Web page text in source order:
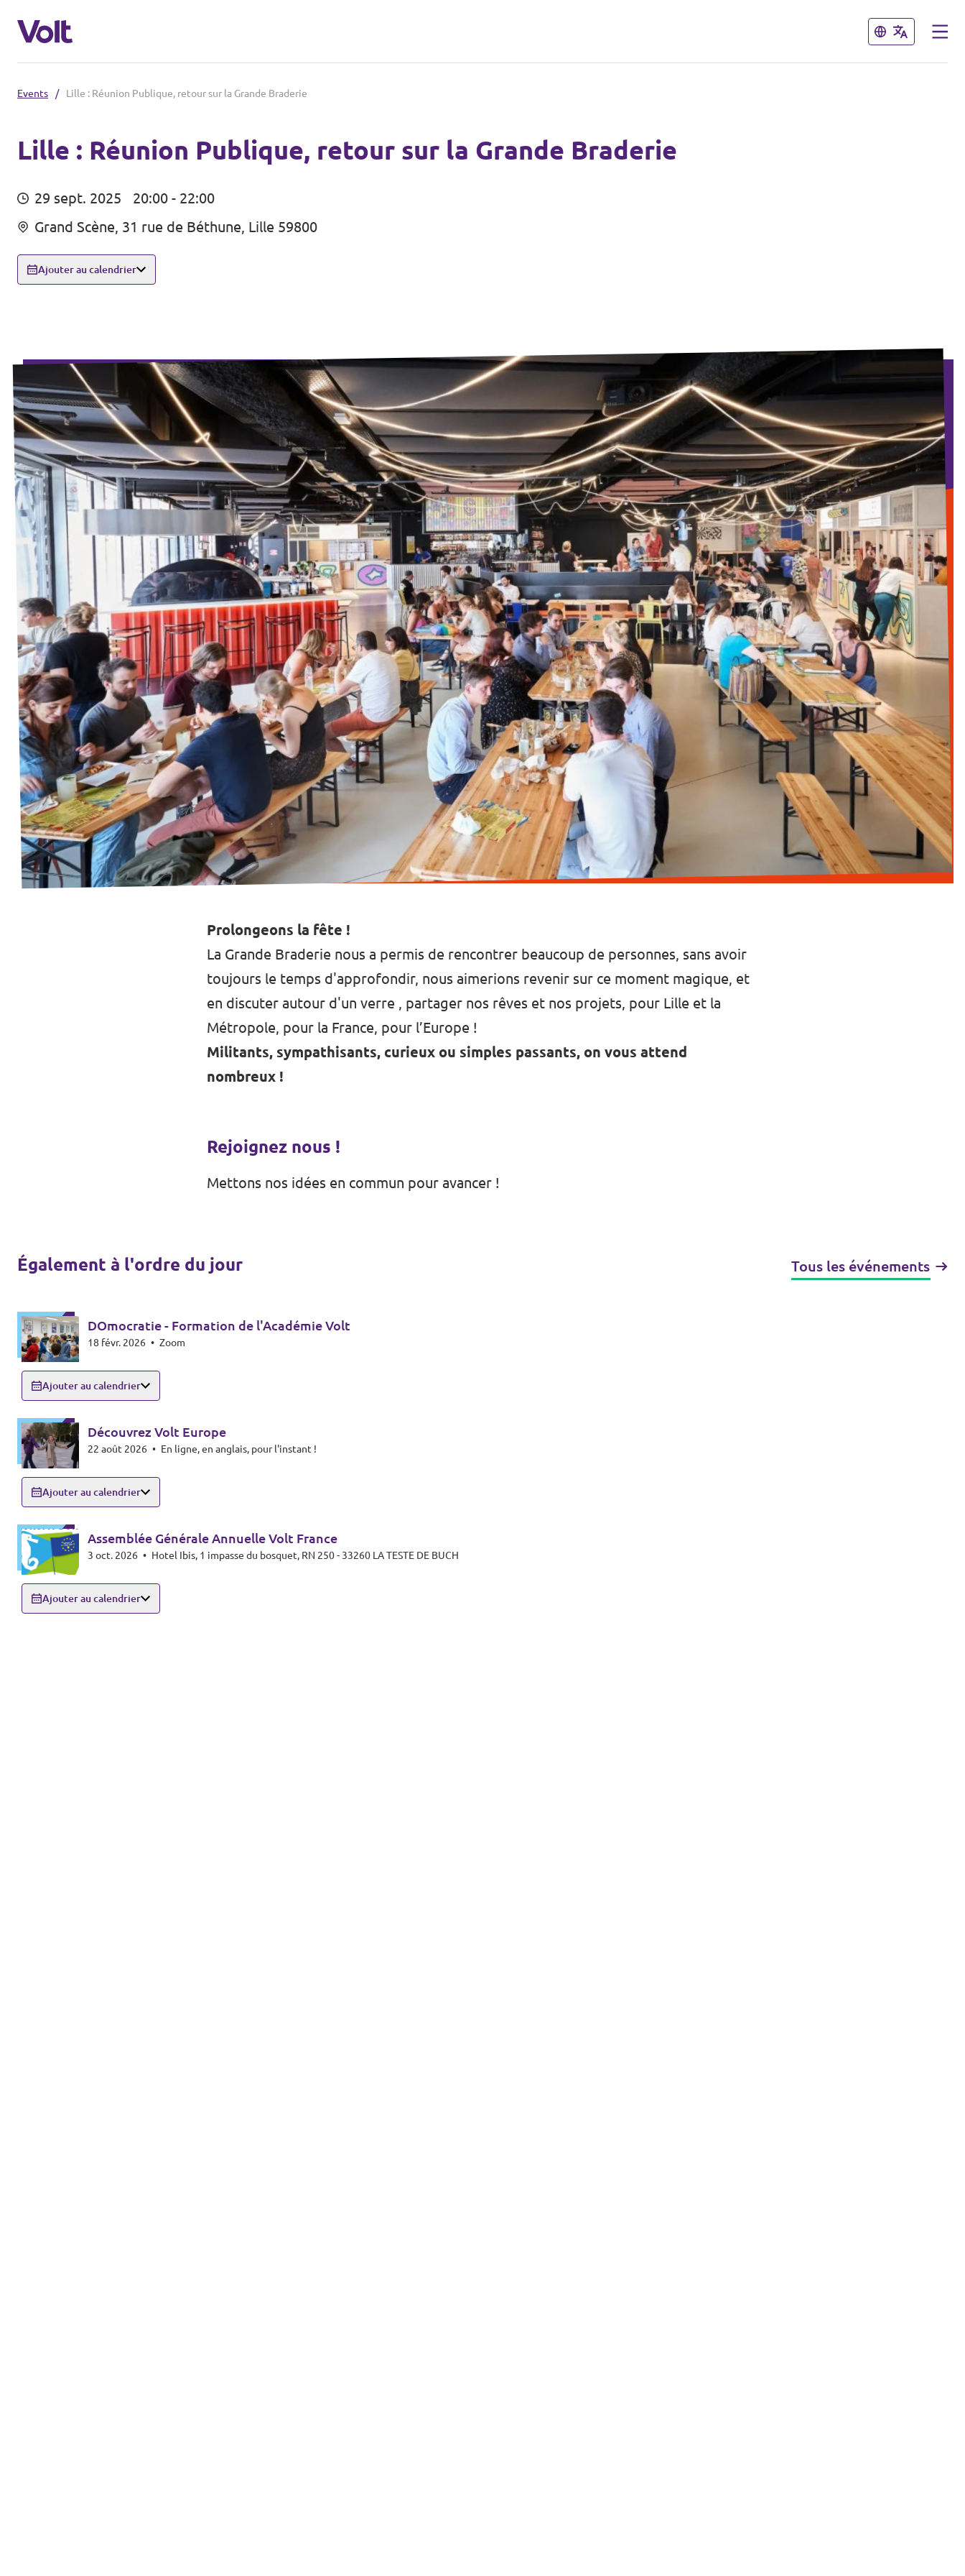
Fermer
Volt France
Nos élections
Carte des régions
Nos régions et villes
Volt Lille
Fermer
Personnes
Volt FALC
Donner
Participer
Postes ouverts
Adhérer
Events / Lille : Réunion Publique, retour sur la Grande Braderie
Lille : Réunion Publique, retour sur la Grande Braderie
29 sept. 2025
20:00 - 22:00
Grand Scène, 31 rue de Béthune, Lille 59800
Ajouter au calendrier
Prolongeons la fête !
La Grande Braderie nous a permis de rencontrer beaucoup de personnes, sans avoir
toujours le temps d'approfondir, nous aimerions revenir sur ce moment magique, et
en discuter autour d'un verre , partager nos rêves et nos projets, pour Lille et la
Métropole, pour la France, pour l’Europe !
Militants, sympathisants, curieux ou simples passants, on vous attend
nombreux !
Rejoignez nous !
Mettons nos idées en commun pour avancer !
Également à l'ordre du jour Tous les événements
DOmocratie - Formation de l'Académie Volt
18 févr. 2026 • Zoom
Ajouter au calendrier
Découvrez Volt Europe
22 août 2026 • En ligne, en anglais, pour l'instant !
Ajouter au calendrier
Assemblée Générale Annuelle Volt France
3 oct. 2026 • Hotel Ibis, 1 impasse du bosquet, RN 250 - 33260 LA TESTE DE BUCH
Ajouter au calendrier